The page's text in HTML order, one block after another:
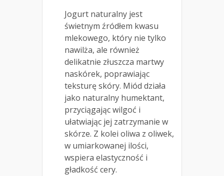
Jogurt naturalny jest
świetnym źródłem kwasu
mlekowego, który nie tylko
nawilża, ale również
delikatnie złuszcza martwy
naskórek, poprawiając
teksturę skóry. Miód działa
jako naturalny humektant,
przyciągając wilgoć i
ułatwiając jej zatrzymanie w
skórze. Z kolei oliwa z oliwek,
w umiarkowanej ilości,
wspiera elastyczność i
gładkość cery.